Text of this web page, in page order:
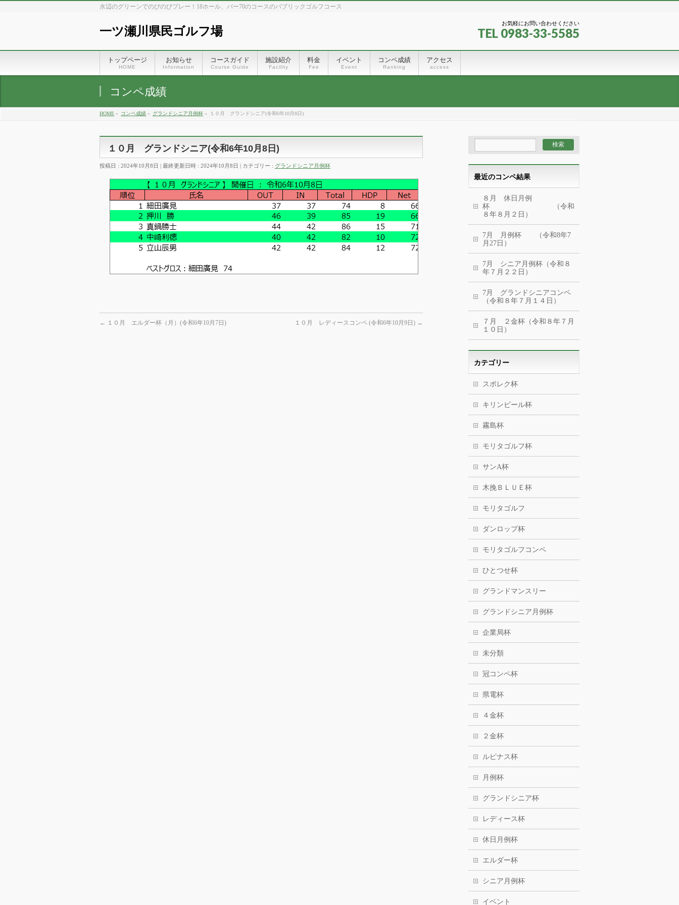
水辺のグリーンでのびのびプレー！18ホール、パー70のコースのパブリックゴルフコース
一ツ瀬川県民ゴルフ場
お気軽にお問い合わせください
TEL 0983-33-5585
トップページ
HOME
お知らせ
Information
コースガイド
Course Guide
施設紹介
Facility
料金
Fee
イベント
Event
コンペ成績
Ranking
アクセス
access
コンペ成績
HOME » コンペ成績 » グランドシニア月例杯 » １０月 グランドシニア(令和6年10月8日)
１０月 グランドシニア(令和6年10月8日)
投稿日 : 2024年10月8日 最終更新日時 : 2024年10月8日 カテゴリー : グランドシニア月例杯
← １０月 エルダー杯（月）(令和6年10月7日) １０月 レディースコンペ (令和6年10月9日) →
最近のコンペ結果
８月 休日月例
杯 （令和
８年８月２日）
7月 月例杯 （令和8年7
月27日）
7月 シニア月例杯（令和８
年７月２２日）
7月 グランドシニアコンペ
（令和８年７月１４日）
７月 ２金杯（令和８年７月
１０日）
カテゴリー
スポレク杯
キリンビール杯
霧島杯
モリタゴルフ杯
サンA杯
木挽ＢＬＵＥ杯
モリタゴルフ
ダンロップ杯
モリタゴルフコンペ
ひとつせ杯
グランドマンスリー
グランドシニア月例杯
企業局杯
未分類
冠コンペ杯
県電杯
４金杯
２金杯
ルピナス杯
月例杯
グランドシニア杯
レディース杯
休日月例杯
エルダー杯
シニア月例杯
イベント